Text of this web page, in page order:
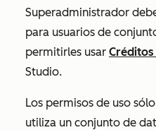
Superadministrador
para usuarios de
permitirles usar
Studio.
Los permisos de uso
utiliza un conjunto de